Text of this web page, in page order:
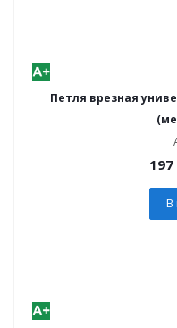
Петля врезная
197
В